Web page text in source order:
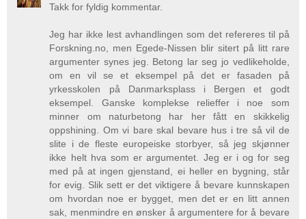
Takk for fyldig kommentar.
Jeg har ikke lest avhandlingen som det refereres til på
Forskning.no, men Egede-Nissen blir sitert på litt rare
argumenter synes jeg. Betong lar seg jo vedlikeholde,
om en vil se et eksempel på det er fasaden på
yrkesskolen på Danmarksplass i Bergen et godt
eksempel. Ganske komplekse relieffer i noe som
minner om naturbetong har her fått en skikkelig
oppshining. Om vi bare skal bevare hus i tre så vil de
slite i de fleste europeiske storbyer, så jeg skjønner
ikke helt hva som er argumentet. Jeg er i og for seg
med på at ingen gjenstand, ei heller en bygning, står
for evig. Slik sett er det viktigere å bevare kunnskapen
om hvordan noe er bygget, men det er en litt annen
sak, menmindre en ønsker å argumentere for å bevare